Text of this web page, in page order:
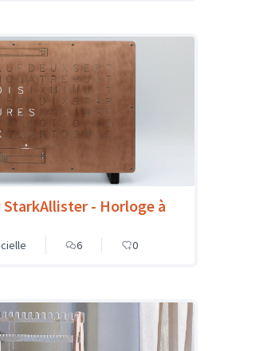
StarkAllister - Horloge à
6 0